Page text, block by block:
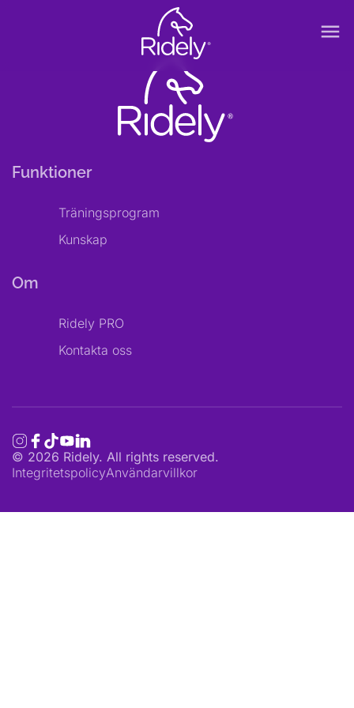
menu
Funktioner
Träningsprogram
Kunskap
Om
Ridely PRO
Kontakta oss
© 2026 Ridely. All rights reserved.
IntegritetspolicyAnvändarvillkor